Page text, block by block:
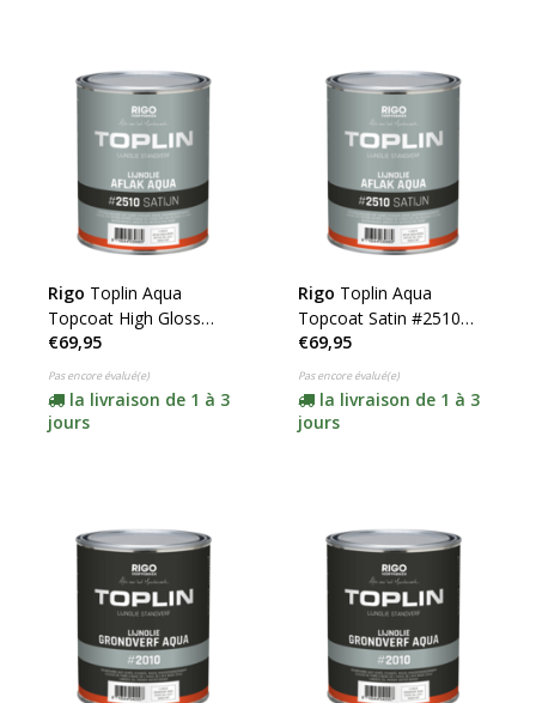
Rigo Toplin Aqua
Topcoat High Gloss
#2520 (cliquez pour la
couleur et le contenu)
€69,95
Pas encore évalué(e)
la livraison de 1 à 3
jours
Rigo Toplin Aqua
Topcoat Satin #2510
(cliquez pour la couleur
et le contenu)
€69,95
Pas encore évalué(e)
la livraison de 1 à 3
jours